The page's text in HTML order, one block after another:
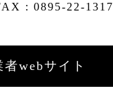
: 0895-22-1317
者webサイト